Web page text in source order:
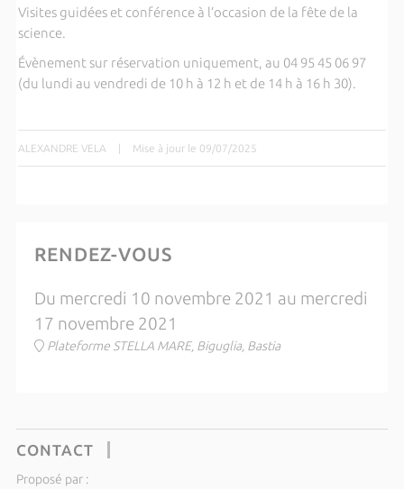
Visites guidées et conférence à l’occasion de la fête de la
science.
Évènement sur réservation uniquement, au 04 95 45 06 97
(du lundi au vendredi de 10 h à 12 h et de 14 h à 16 h 30).
ALEXANDRE VELA | Mise à jour le 09/07/2025
RENDEZ-VOUS
Du mercredi 10 novembre 2021 au mercredi
17 novembre 2021
Plateforme STELLA MARE, Biguglia, Bastia
CONTACT
Proposé par :